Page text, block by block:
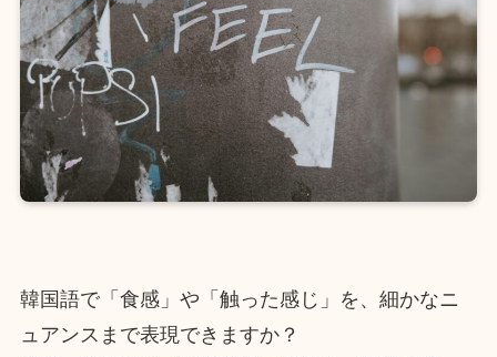
韓国語で「食感」や「触った感じ」を、細かなニ
ュアンスまで表現できますか？